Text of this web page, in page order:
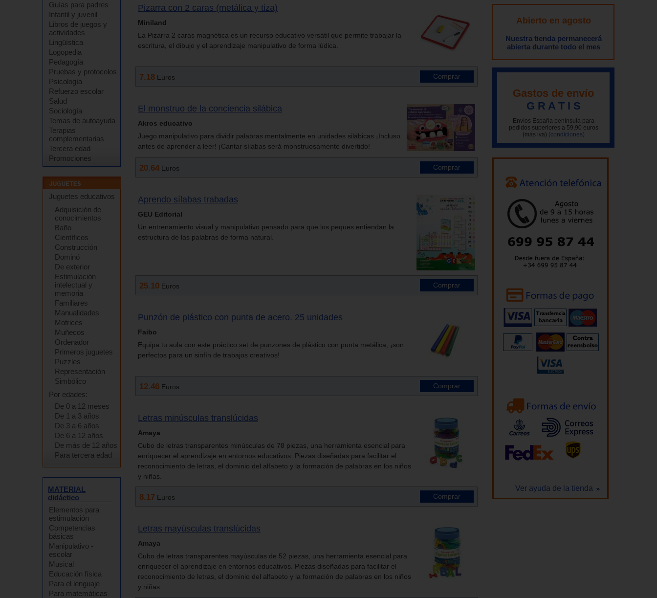
Guías para padres
Infantil y juvenil
Libros de juegos y
actividades
Lingüística
Logopedia
Pedagogía
Pruebas y protocolos
Psicología
Refuerzo escolar
Salud
Sociología
Temas de autoayuda
Terapias
complementarias
Tercera edad
Promociones
Juguetes educativos
Adquisición de
conocimientos
Baño
Científicos
Construcción
Dominó
De exterior
Estimulación
intelectual y
memoria
Familiares
Manualidades
Motrices
Muñecos
Ordenador
Primeros juguetes
Puzzles
Representación
Simbólico
Por edades:
De 0 a 12 meses
De 1 a 3 años
De 3 a 6 años
De 6 a 12 años
De más de 12 años
Para tercera edad
MATERIAL
didáctico
Elementos para
estimulación
Competencias
básicas
Manipulativo -
escolar
Musical
Educación física
Para el lenguaje
Para matemáticas
Pizarra con 2 caras (metálica y tiza)
Miniland
La Pizarra 2 caras magnética es un recurso educativo versátil que permite trabajar la
escritura, el dibujo y el aprendizaje manipulativo de forma lúdica.
7.18 Euros
El monstruo de la conciencia silábica
Akros educativo
Juego manipulativo para dividir palabras mentalmente en unidades silábicas ¡Incluso
antes de aprender a leer! ¡Cantar sílabas será monstruosamente divertido!
20.64 Euros
Aprendo sílabas trabadas
GEU Editorial
Un entrenamiento visual y manipulativo pensado para que los peques entiendan la
estructura de las palabras de forma natural.
25.10 Euros
Punzón de plástico con punta de acero. 25 unidades
Faibo
Equipa tu aula con este práctico set de punzones de plástico con punta metálica, ¡son
perfectos para un sinfín de trabajos creativos!
12.46 Euros
Letras minúsculas translúcidas
Amaya
Cubo de letras transparentes minúsculas de 78 piezas, una herramienta esencial para
enriquecer el aprendizaje en entornos educativos. Piezas diseñadas para facilitar el
reconocimiento de letras, el dominio del alfabeto y la formación de palabras en los niños
y niñas.
8.17 Euros
Letras mayúsculas translúcidas
Amaya
Cubo de letras transparentes mayúsculas de 52 piezas, una herramienta esencial para
enriquecer el aprendizaje en entornos educativos. Piezas diseñadas para facilitar el
reconocimiento de letras, el dominio del alfabeto y la formación de palabras en los niños
y niñas.
Abierto en agosto
Nuestra tienda permanecerá
abierta durante todo el mes
Gastos de envío
G R A T I S
Envíos España península para
pedidos superiores a 59,90 euros
(más iva) (condiciones)
Ver ayuda de la tienda